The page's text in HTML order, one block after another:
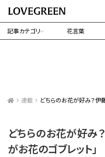
記事カテゴリ 花言葉
連載 どちらのお花が好み？伊
どちらのお花が好み
がお花のゴブレット」